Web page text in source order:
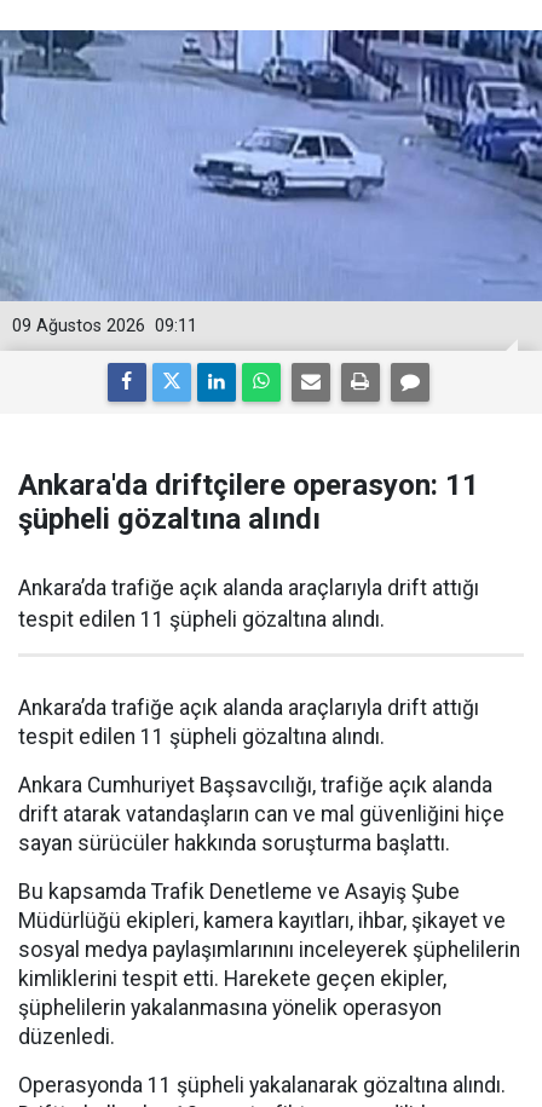
09:11
09 Ağustos 2026
Ankara'da driftçilere operasyon: 11
şüpheli gözaltına alındı
Ankara’da trafiğe açık alanda araçlarıyla drift attığı
tespit edilen 11 şüpheli gözaltına alındı.
Ankara’da trafiğe açık alanda araçlarıyla drift attığı
tespit edilen 11 şüpheli gözaltına alındı.
Ankara Cumhuriyet Başsavcılığı, trafiğe açık alanda
drift atarak vatandaşların can ve mal güvenliğini hiçe
sayan sürücüler hakkında soruşturma başlattı.
Bu kapsamda Trafik Denetleme ve Asayiş Şube
Müdürlüğü ekipleri, kamera kayıtları, ihbar, şikayet ve
sosyal medya paylaşımlarınını inceleyerek şüphelilerin
kimliklerini tespit etti. Harekete geçen ekipler,
şüphelilerin yakalanmasına yönelik operasyon
düzenledi.
Operasyonda 11 şüpheli yakalanarak gözaltına alındı.